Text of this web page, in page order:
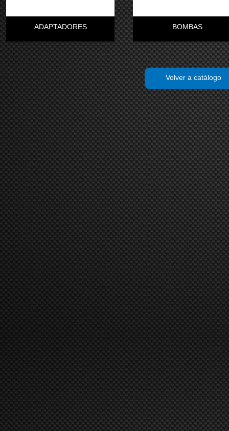
ADAPTADORES BOMBAS
Volver a catálogo